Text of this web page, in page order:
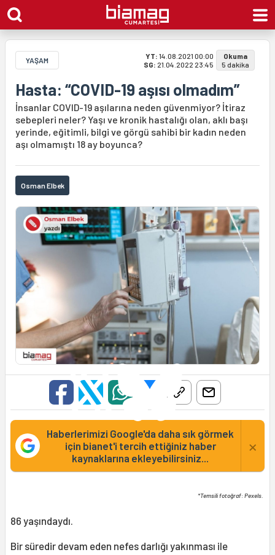
YAŞAM YT: 14.08.2021 00:00
SG: 21.04.2022 23:45
Okuma
5 dakika
Hasta: “COVID-19 aşısı olmadım”
İnsanlar COVID-19 aşılarına neden güvenmiyor? İtiraz
sebepleri neler? Yaşı ve kronik hastalığı olan, aklı başı
yerinde, eğitimli, bilgi ve görgü sahibi bir kadın neden
aşı olmamıştı 18 ay boyunca?
Osman Elbek
Haberlerimizi Google'da daha sık görmek
için bianet'i tercih ettiğiniz haber
kaynaklarına ekleyebilirsiniz...
×
*Temsili fotoğraf: Pexels.
86 yaşındaydı.
Bir süredir devam eden nefes darlığı yakınması ile